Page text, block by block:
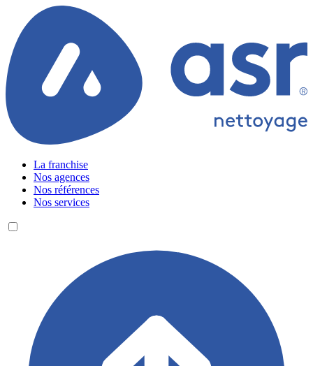
La franchise
Nos agences
Nos références
Nos services